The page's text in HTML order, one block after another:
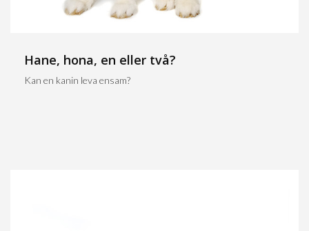
Hane, hona, en eller två?
Kan en kanin leva ensam?